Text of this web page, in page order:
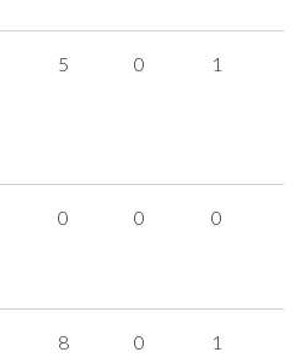
5 0 1
0 0 0
8 0 1